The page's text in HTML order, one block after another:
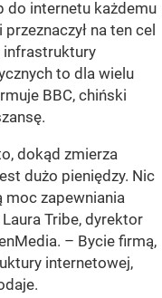
do internetu każdemu
na ten cel
infrastruktury
to dla wielu
BBC, chiński
dokąd zmierza
dużo pieniędzy. Nic
moc zapewniania
Tribe, dyrektor
– Bycie firmą,
internetowej,